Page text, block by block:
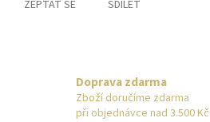
ZEPTAT SE SDÍLET
Doprava zdarma
Zboží doručíme zdarma
při objednávce nad 3.500 Kč